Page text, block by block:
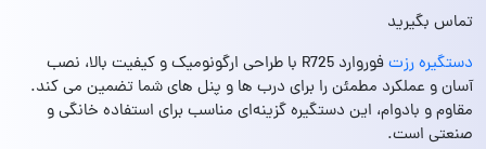
تماس بگیرید
دستگیره رزت
فوروارد R725 با طراحی ارگونومیک و کیفیت بالا، نصب
آسان و عملکرد مطمئن را برای درب‌ ها و پنل‌ های شما تضمین می کند.
مقاوم و بادوام، این دستگیره گزینه‌ای مناسب برای استفاده خانگی و
صنعتی است.